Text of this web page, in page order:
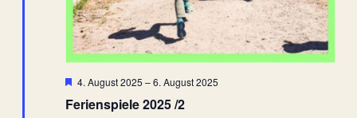
Ferienspiele 2025 /2
Hervorgehoben
4. August 2025 –6. August 2025